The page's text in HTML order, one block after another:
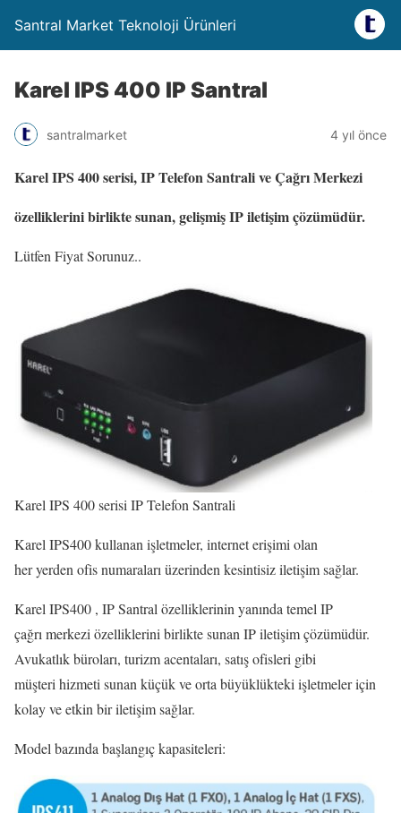
Santral Market Teknoloji Ürünleri
Karel IPS 400 IP Santral
santralmarket 4 yıl önce
Karel IPS 400 serisi, IP Telefon Santrali ve Çağrı Merkezi
özelliklerini birlikte sunan, gelişmiş IP iletişim çözümüdür.
Lütfen Fiyat Sorunuz..
Karel IPS 400 serisi IP Telefon Santrali
Karel IPS400 kullanan işletmeler, internet erişimi olan
her yerden ofis numaraları üzerinden kesintisiz iletişim sağlar.
Karel IPS400 , IP Santral özelliklerinin yanında temel IP
çağrı merkezi özelliklerini birlikte sunan IP iletişim çözümüdür.
Avukatlık büroları, turizm acentaları, satış ofisleri gibi
müşteri hizmeti sunan küçük ve orta büyüklükteki işletmeler için
kolay ve etkin bir iletişim sağlar.
Model bazında başlangıç kapasiteleri: